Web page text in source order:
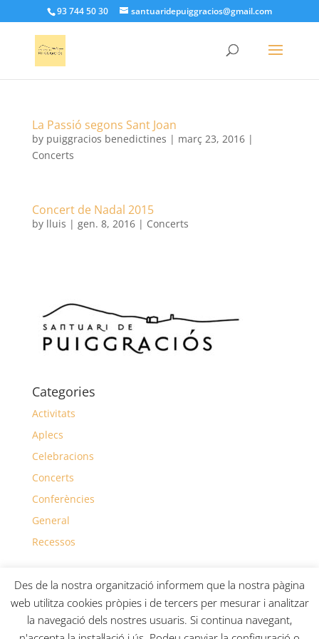
93 744 50 30 santuaridepuiggracios@gmail.com
La Passió segons Sant Joan
by puiggracios benedictines | març 23, 2016|
Concerts
Concert de Nadal 2015
by lluis | gen. 8, 2016| Concerts
Categories
Activitats
Aplecs
Celebracions
Concerts
Conferències
General
Recessos
Des de la nostra organització informem que la nostra pàgina
web utilitza cookies pròpies i de tercers per mesurar i analitzar
la navegació dels nostres usuaris. Si continua navegant,